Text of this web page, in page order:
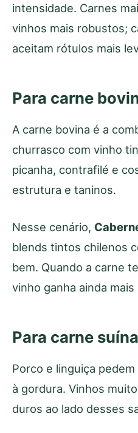
intensidade. Carnes
vinhos mais robustos;
aceitam rótulos mais
Para carne
A carne bovina é a
churrasco com vinho
picanha, contrafilé e
estrutura e taninos.
Nesse cenário,
blends tintos chilenos
bem. Quando a carne
vinho ganha ainda
Para carne
Porco e linguiça
à gordura. Vinhos
duros ao lado desses